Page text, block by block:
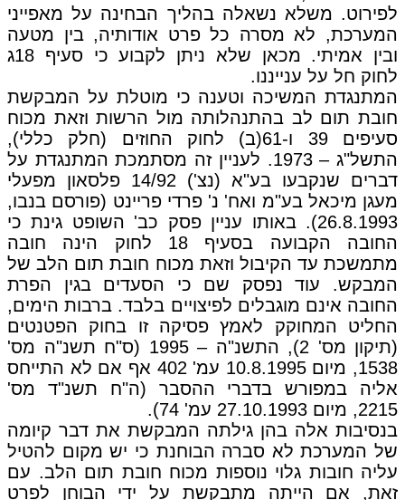
לפירוט. משלא נשאלה בהליך הבחינה על מאפייני
המערכת, לא מסרה כל פרט אודותיה, בין מטעה
ובין אמיתי. מכאן שלא ניתן לקבוע כי סעיף 18ג
לחוק חל על ענייננו.
המתנגדת המשיכה וטענה כי מוטלת על המבקשת
חובת תום לב בהתנהלותה מול הרשות וזאת מכוח
סעיפים 39 ו-61(ב) לחוק החוזים (חלק כללי),
התשל"ג – 1973. לעניין זה מסתמכת המתנגדת על
דברים שנקבעו בע"א (נצ') 14/92 פלסאון מפעלי
מעגן מיכאל בע"מ ואח' נ' פרדי פריינט (פורסם בנבו,
26.8.1993). באותו עניין פסק כב' השופט גינת כי
החובה הקבועה בסעיף 18 לחוק הינה חובה
מתמשכת עד הקיבול וזאת מכוח חובת תום הלב של
המבקש. עוד נפסק שם כי הסעדים בגין הפרת
החובה אינם מוגבלים לפיצויים בלבד. ברבות הימים,
החליט המחוקק לאמץ פסיקה זו בחוק הפטנטים
(תיקון מס' 2), התשנ"ה – 1995 (ס"ח תשנ"ה מס'
1538, מיום 10.8.1995 עמ' 402 אף אם לא התייחס
אליה במפורש בדברי ההסבר (ה"ח תשנ"ד מס'
2215, מיום 27.10.1993 עמ' 74).
בנסיבות אלה בהן גילתה המבקשת את דבר קיומה
של המערכת לא סברה הבוחנת כי יש מקום להטיל
עליה חובות גלוי נוספות מכוח חובת תום הלב. עם
זאת, אם הייתה מתבקשת על ידי הבוחן לפרט